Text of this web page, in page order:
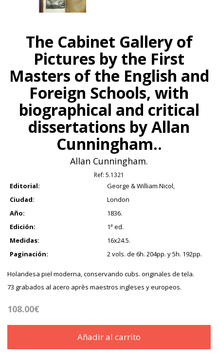
The Cabinet Gallery of
Pictures by the First
Masters of the English and
Foreign Schools, with
biographical and critical
dissertations by Allan
Cunningham..
Allan Cunningham.
Ref: 5.1321
Editorial:
George & William Nicol,
Ciudad:
London
Año:
1836.
Edición:
1ª ed.
Medidas:
16x24.5.
Paginación:
2 vols. de 6h. 204pp. y 5h. 192pp.
Holandesa piel moderna, conservando cubs. originales de tela.
73 grabados al acero après maestros ingleses y europeos.
108.00€
Añadir al carrito